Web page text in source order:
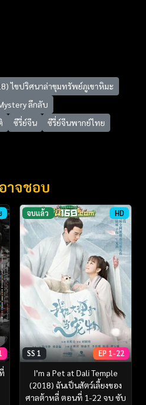
ไขปริศนาล่าขุมทรัพย์ภูเขาหิมะ
ลึกลับ
ซีรี่ย์จีน
ซีรี่ย์จีนพากย์ไทย
าจชอบ
จบแล้ว HD
SS 1 EP 1-22
I’m a Pet at Dali Temple
(2018) ฉันเป็นสัตว์เลี้ยงของ
ศาลต้าหลี่ ตอนที่ 1-22 จบ ซับ